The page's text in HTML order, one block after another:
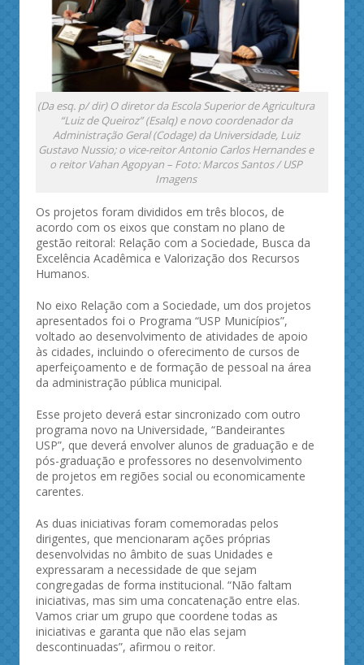
(Da esq. p/ dir) O diretor da Escola Superior de Agricultura
“Luiz de Queiroz” (Esalq) e novo coordenador da
Administração Geral (Codage) da Universidade, Luiz
Gustavo Nussio; o vice-reitor Antonio Carlos Hernandes e
o reitor Vahan Agopyan – Foto: Marcos Santos / USP
Imagens
Os projetos foram divididos em três blocos, de
acordo com os eixos que constam no plano de
gestão reitoral: Relação com a Sociedade, Busca da
Excelência Acadêmica e Valorização dos Recursos
Humanos.
No eixo Relação com a Sociedade, um dos projetos
apresentados foi o Programa “USP Municípios”,
voltado ao desenvolvimento de atividades de apoio
às cidades, incluindo o oferecimento de cursos de
aperfeiçoamento e de formação de pessoal na área
da administração pública municipal.
Esse projeto deverá estar sincronizado com outro
programa novo na Universidade, “Bandeirantes
USP”, que deverá envolver alunos de graduação e de
pós-graduação e professores no desenvolvimento
de projetos em regiões social ou economicamente
carentes.
As duas iniciativas foram comemoradas pelos
dirigentes, que mencionaram ações próprias
desenvolvidas no âmbito de suas Unidades e
expressaram a necessidade de que sejam
congregadas de forma institucional. “Não faltam
iniciativas, mas sim uma concatenação entre elas.
Vamos criar um grupo que coordene todas as
iniciativas e garanta que não elas sejam
descontinuadas”, afirmou o reitor.